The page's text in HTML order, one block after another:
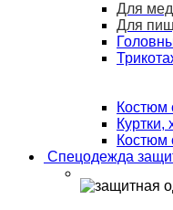
Для
Для
Костюм
Куртки,
Костюм
Спецодежда